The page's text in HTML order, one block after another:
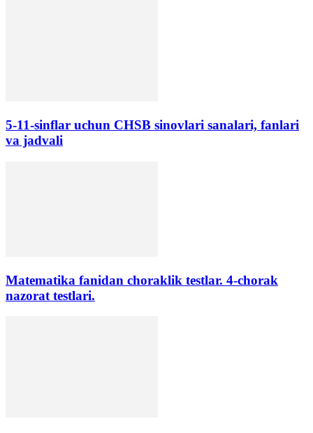
5-11-sinflar uchun CHSB sinovlari sanalari, fanlari
va jadvali
Matematika fanidan choraklik testlar. 4-chorak
nazorat testlari.